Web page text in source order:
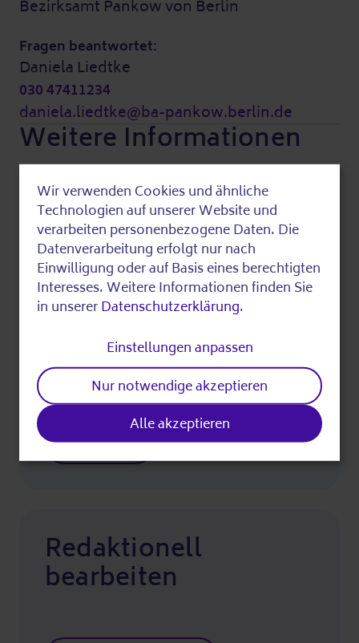
Bezirksamt Pankow von Berlin
Fragen beantwortet:
Daniela Liedtke
030 47411234
daniela.liedtke@ba-pankow.berlin.de
Weitere Informationen
Kosten:
Diese Veranstaltung ist kostenfrei.
Zuletzt bearbeitet am 20.03.2026
Fundstück teilen
Drucken
Redaktionell
bearbeiten
Use
of
personal
data
and
cookies
Wir verwenden Cookies und ähnliche
Technologien auf unserer Website und
verarbeiten personenbezogene Daten. Die
Datenverarbeitung erfolgt nur nach
Einwilligung oder auf Basis eines berechtigten
Interesses. Weitere Informationen finden Sie
in unsererDatenschutzerklärung.
Einstellungen anpassen
Nur notwendige akzeptieren
Alle akzeptieren